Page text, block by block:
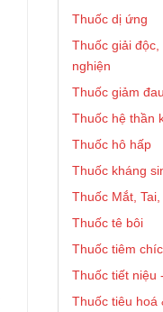
Thuốc dị ứng
Thuốc giải
nghiện
Thuốc giảm
Thuốc hệ thần
Thuốc hô hấp
Thuốc kháng
Thuốc Mắt,
Thuốc tê bôi
Thuốc tiêm
Thuốc tiết niệu
Thuốc tiêu hoá